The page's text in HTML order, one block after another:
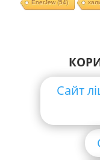
EnerJew(54)
Сайт